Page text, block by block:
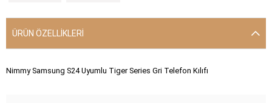
ÜRÜN ÖZELLIKLERI
Nimmy Samsung S24 Uyumlu Tiger Series Gri Telefon Kılıfı